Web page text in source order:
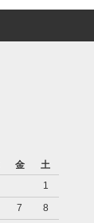
金
土
1
7
8